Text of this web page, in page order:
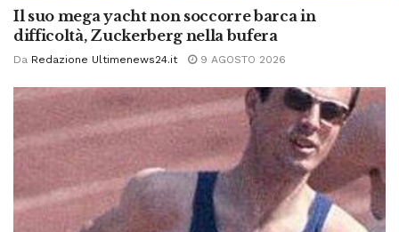
Il suo mega yacht non soccorre barca in
difficoltà, Zuckerberg nella bufera
Da Redazione Ultimenews24.it 9 AGOSTO 2026